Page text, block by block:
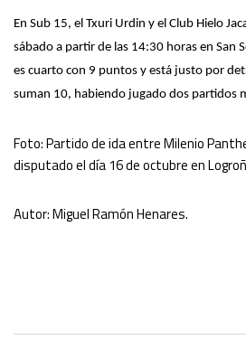
En Sub 15, el Txuri Urdin y el Club Hielo
sábado a partir de las 14:30 horas en San
es cuarto con 9 puntos y está justo por
suman 10, habiendo jugado dos partidos
Foto: Partido de ida entre Milenio
disputado el día 16 de octubre en
Autor: Miguel Ramón Henares.